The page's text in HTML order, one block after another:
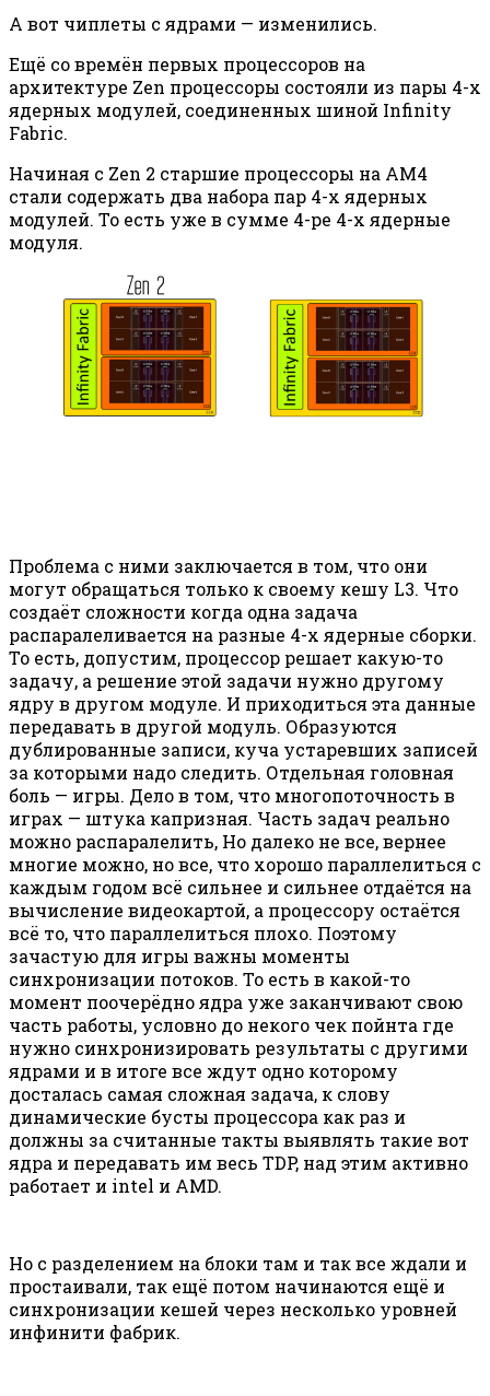
А вот чиплеты с ядрами — изменились.
Ещё со времён первых процессоров на
архитектуре Zen процессоры состояли из пары 4-х
ядерных модулей, соединенных шиной Infinity
Fabric.
Начиная с Zen 2 старшие процессоры на AM4
стали содержать два набора пар 4-х ядерных
модулей. То есть уже в сумме 4-ре 4-х ядерные
модуля.
Проблема с ними заключается в том, что они
могут обращаться только к своему кешу L3. Что
создаёт сложности когда одна задача
распаралеливается на разные 4-х ядерные сборки.
То есть, допустим, процессор решает какую-то
задачу, а решение этой задачи нужно другому
ядру в другом модуле. И приходиться эта данные
передавать в другой модуль. Образуются
дублированные записи, куча устаревших записей
за которыми надо следить. Отдельная головная
боль — игры. Дело в том, что многопоточность в
играх — штука капризная. Часть задач реально
можно распаралелить, Но далеко не все, вернее
многие можно, но все, что хорошо параллелиться с
каждым годом всё сильнее и сильнее отдаётся на
вычисление видеокартой, а процессору остаётся
всё то, что параллелиться плохо. Поэтому
зачастую для игры важны моменты
синхронизации потоков. То есть в какой-то
момент поочерёдно ядра уже заканчивают свою
часть работы, условно до некого чек пойнта где
нужно синхронизировать результаты с другими
ядрами и в итоге все ждут одно которому
досталась самая сложная задача, к слову
динамические бусты процессора как раз и
должны за считанные такты выявлять такие вот
ядра и передавать им весь TDP, над этим активно
работает и intel и AMD.
Но с разделением на блоки там и так все ждали и
простаивали, так ещё потом начинаются ещё и
синхронизации кешей через несколько уровней
инфинити фабрик.